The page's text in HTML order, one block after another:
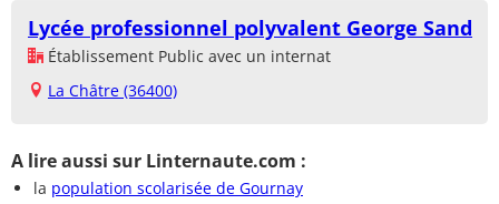
Lycée professionnel polyvalent George Sand
Établissement Public avec un internat
La Châtre (36400)
A lire aussi sur Linternaute.com :
la population scolarisée de Gournay